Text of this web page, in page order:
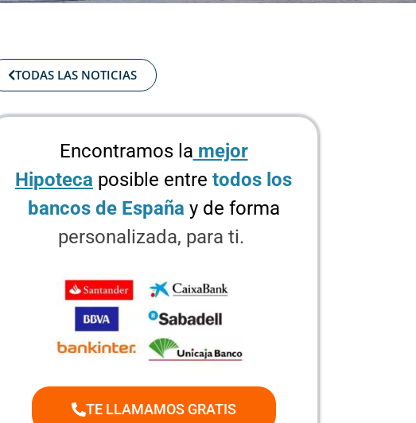
TODAS LAS NOTICIAS
Encontramos la mejor
Hipoteca posible entre todos los
bancos de España y de forma
personalizada, para ti.
TE LLAMAMOS GRATIS